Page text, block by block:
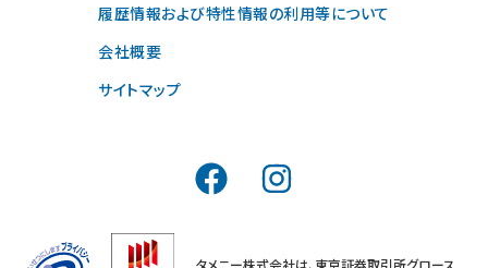
履歴情報および特性情報の利用等について
会社概要
サイトマップ
タメニー株式会社は、東京証券取引所グロース